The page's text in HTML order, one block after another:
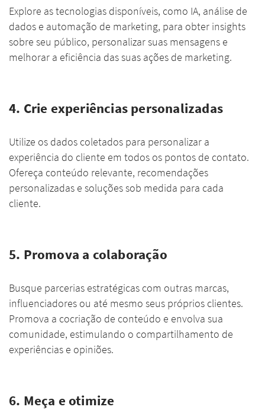
Explore as tecnologias disponíveis, como IA, análise de
dados e automação de marketing, para obter insights
sobre seu público, personalizar suas mensagens e
melhorar a eficiência das suas ações de marketing.
4. Crie experiências personalizadas
Utilize os dados coletados para personalizar a
experiência do cliente em todos os pontos de contato.
Ofereça conteúdo relevante, recomendações
personalizadas e soluções sob medida para cada
cliente.
5. Promova a colaboração
Busque parcerias estratégicas com outras marcas,
influenciadores ou até mesmo seus próprios clientes.
Promova a cocriação de conteúdo e envolva sua
comunidade, estimulando o compartilhamento de
experiências e opiniões.
6. Meça e otimize